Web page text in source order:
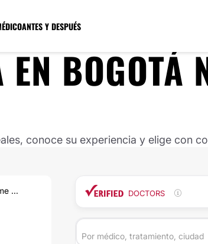
ANTES Y DESPUÉS
ENBOGOTÁ
conoce su experiencia y elige con
... DOCTORS